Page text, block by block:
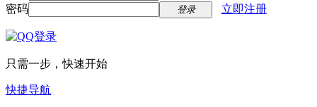
密码
登录 立即注册
只需一步，快速开始
快捷导航